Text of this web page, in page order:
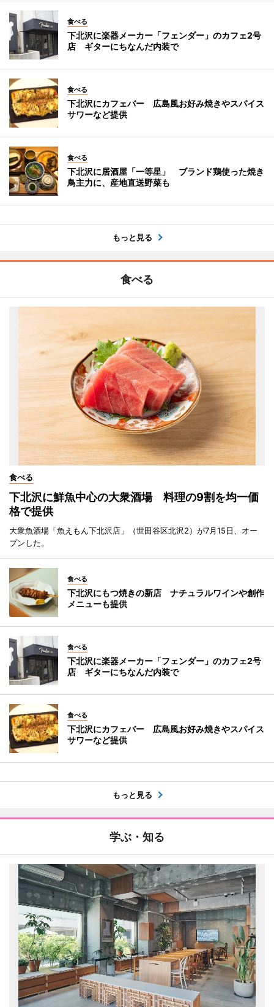
食べる
下北沢に楽器メーカー「フェンダー」のカフェ2号
店 ギターにちなんだ内装で
食べる
下北沢にカフェバー 広島風お好み焼きやスパイス
サワーなど提供
食べる
下北沢に居酒屋「一等星」 ブランド鶏使った焼き
鳥主力に、産地直送野菜も
もっと見る
食べる
食べる
下北沢に鮮魚中心の大衆酒場 料理の9割を均一価
格で提供
大衆魚酒場「魚えもん下北沢店」（世田谷区北沢2）が7月15日、オー
プンした。
食べる
下北沢にもつ焼きの新店 ナチュラルワインや創作
メニューも提供
食べる
下北沢に楽器メーカー「フェンダー」のカフェ2号
店 ギターにちなんだ内装で
食べる
下北沢にカフェバー 広島風お好み焼きやスパイス
サワーなど提供
もっと見る
学ぶ・知る